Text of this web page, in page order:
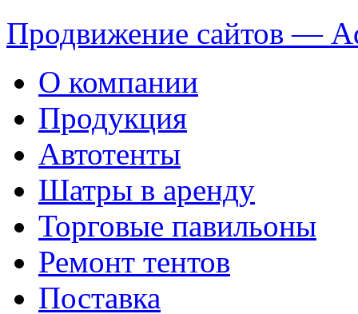
Продвижение сайтов —
О компании
Продукция
Автотенты
Шатры в аренду
Торговые павильоны
Ремонт тентов
Поставка